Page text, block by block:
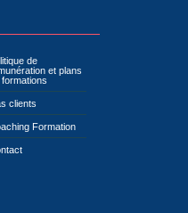
de
et plans
formations
clients
Formation